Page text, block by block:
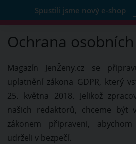
Spustili jsme nový e-shop
Ochrana
Magazín JenŽeny.cz se
uplatnění zákona GDPR, který
25. května 2018. Jelikož
našich redaktorů, chceme být
zákonem připraveni,
udrželi v bezpečí.